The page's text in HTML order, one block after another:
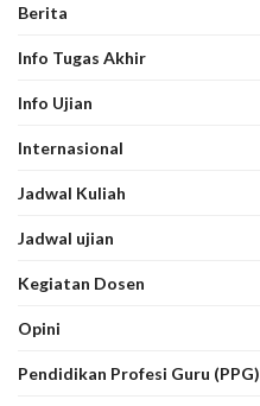
Berita
Info Tugas Akhir
Info Ujian
Internasional
Jadwal Kuliah
Jadwal ujian
Kegiatan Dosen
Opini
Pendidikan Profesi Guru (PPG)